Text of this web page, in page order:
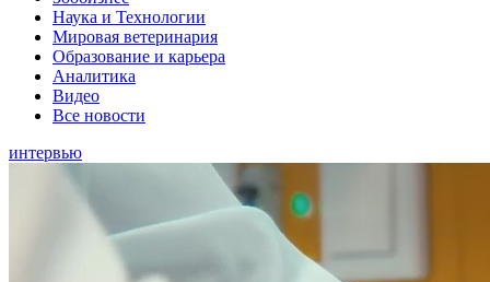
Наука и Технологии
Мировая ветеринария
Образование и карьера
Аналитика
Видео
Все новости
интервью